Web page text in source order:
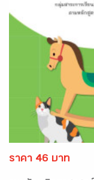
ราคา 46 บาท